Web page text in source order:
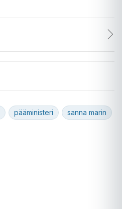
pääministeri
sanna marin